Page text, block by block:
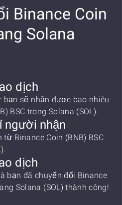
Binance Coin
Solana
dịch
bạn sẽ nhận được bao nhiêu
BSC trong Solana (SOL).
người nhận
Binance Coin (BNB) BSC
dịch
bạn đã chuyển đổi Binance
Solana (SOL) thành công!